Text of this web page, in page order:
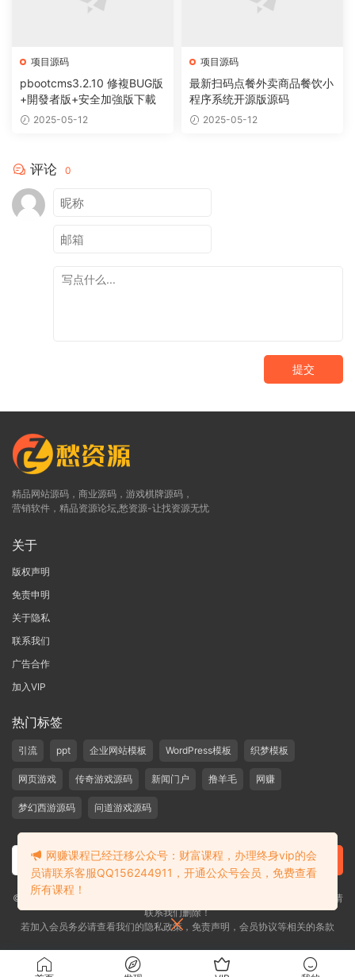
项目源码
pbootcms3.2.10 修複BUG版
+開發者版+安全加強版下載
2025-05-12
项目源码
最新扫码点餐外卖商品餐饮小
程序系统开源版源码
2025-05-12
评论 0
提交
精品网站源码，商业源码，游戏棋牌源码，
营销软件，精品资源论坛,愁资源-让找资源无忧
关于
版权声明
免责申明
关于隐私
联系我们
广告合作
加入VIP
热门标签
引流 ppt 企业网站模板 WordPress模板 织梦模板
网页游戏 传奇游戏源码 新闻门户 撸羊毛 网赚
梦幻西游源码 问道游戏源码
©2019-2020 愁资源 站内大部分资源收集于网络，若侵犯了您的合法权益，请
联系我们删除！
若加入会员务必请查看我们的隐私政策，免责声明，会员协议等相关的条款
网赚课程已经迁移公众号：财富课程，办理终身vip的会
员请联系客服QQ156244911，开通公众号会员，免费查看
所有课程！